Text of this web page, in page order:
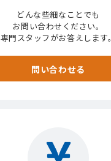
どんな些細なことでも
お問い合わせください。
専門スタッフがお答えします。
問い合わせる